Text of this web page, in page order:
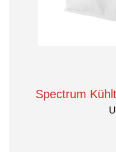
Spectrum